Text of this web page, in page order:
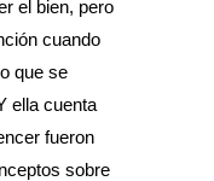
el bien, pero
cuando
que se
ella cuenta
fueron
sobre